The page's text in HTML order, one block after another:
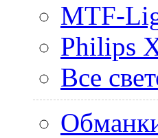
MTF-
Philips
Все